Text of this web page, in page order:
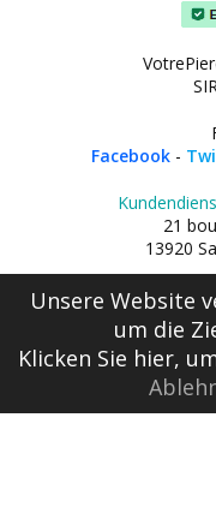
Facebook -
21
13920
Unsere Website
um die
Klicken Sie hier,